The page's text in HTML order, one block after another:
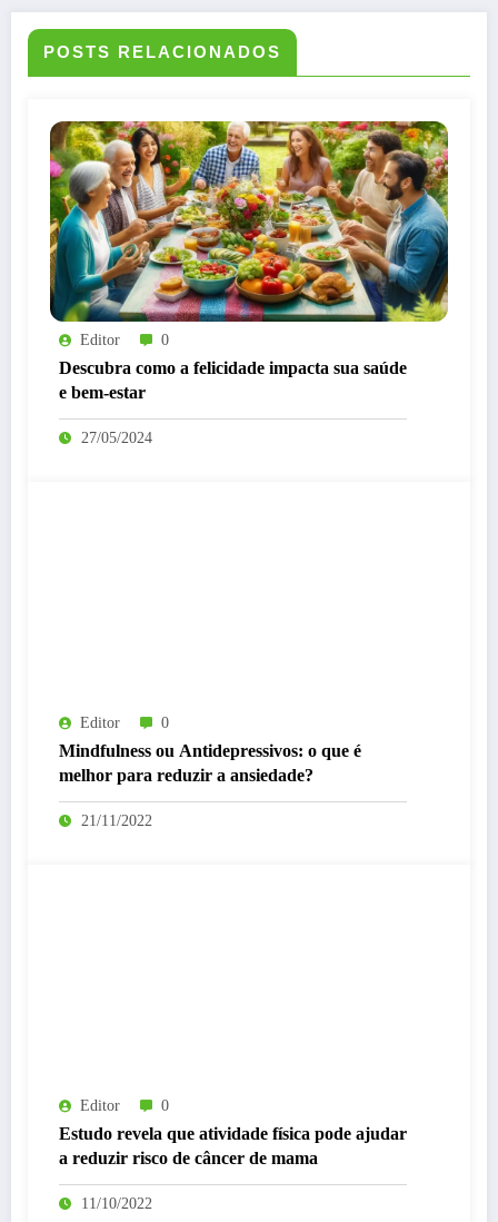
POSTS RELACIONADOS
Editor 0
Descubra como a felicidade impacta sua saúde
e bem-estar
27/05/2024
Editor 0
Mindfulness ou Antidepressivos: o que é
melhor para reduzir a ansiedade?
21/11/2022
Editor 0
Estudo revela que atividade física pode ajudar
a reduzir risco de câncer de mama
11/10/2022